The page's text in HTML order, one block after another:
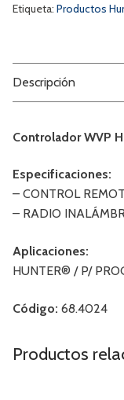
Etiqueta: Productos
Descripción
Controlador WVP
Especificaciones:
– CONTROL
– RADIO
Aplicaciones:
HUNTER® / P/
Código: 68.4024
Productos